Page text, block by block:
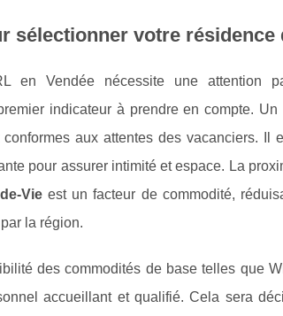
sélectionner votre résidence
en Vendée nécessite une attention
indicateur à prendre en compte.
aux attentes des vacanciers. Il
pour assurer intimité et espace. La
Vie est un facteur de commodité,
la région.
des commodités de base telles que
accueillant et qualifié. Cela sera